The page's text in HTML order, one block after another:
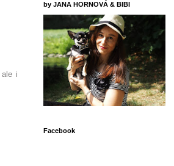
ale i
by JANA HORNOVÁ & BIBI
Facebook